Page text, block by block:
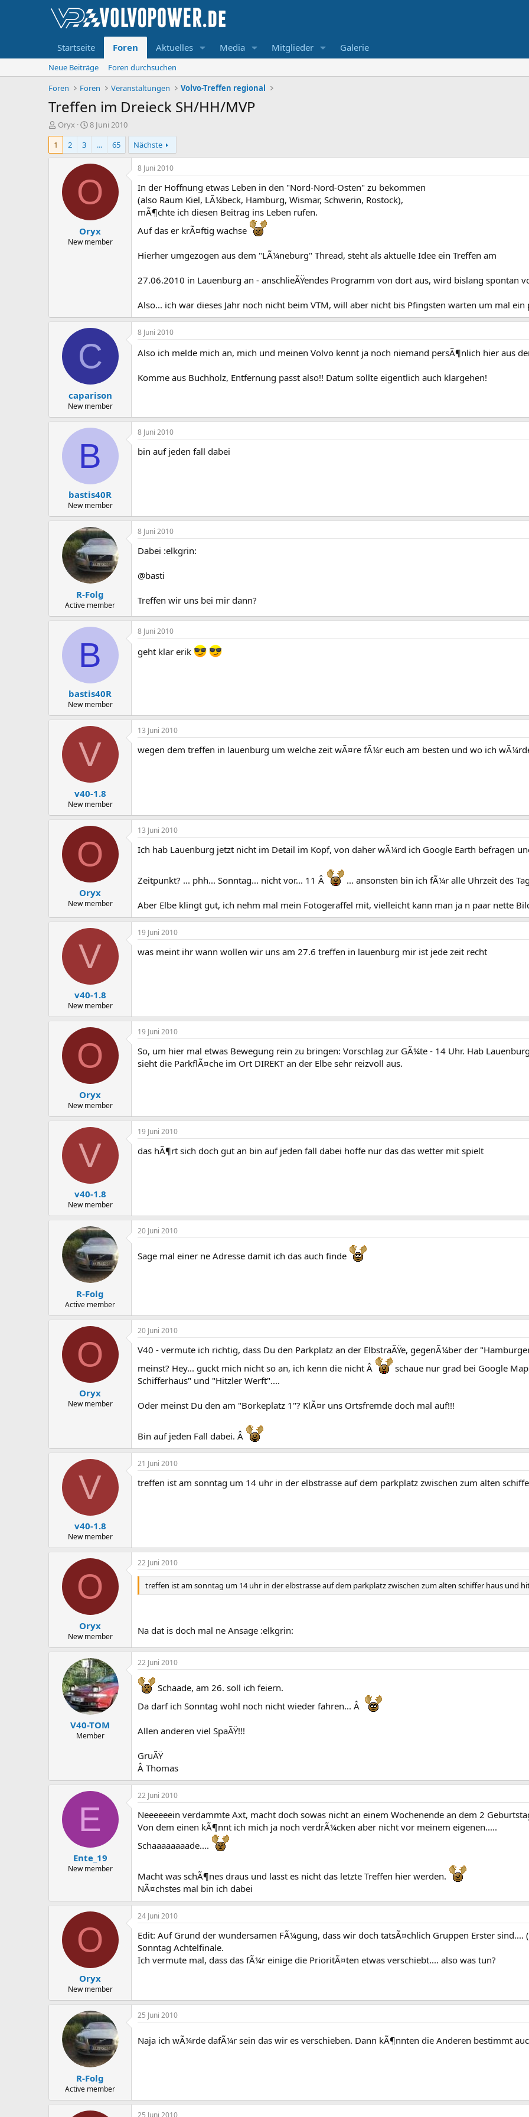
Startseite Foren Aktuelles Media Mitglieder Galerie
Neue Beiträge
Foren durchsuchen
Foren
Foren Veranstaltungen Volvo-Treffen regional
Treffen im Dreieck SH/HH/MVP
E
r
t
Oryx
E
r
t
e
l
m
8 Juni 2010
1
2 3 … 65 Nächste
O
Oryx
New member
8 Juni 2010
In der Hoffnung etwas Leben in den "Nord-Nord-Osten" zu bekommen
(also Raum Kiel, LÃ¼beck, Hamburg, Wismar, Schwerin, Rostock),
mÃ¶chte ich diesen Beitrag ins Leben rufen.
Auf das er krÃ¤ftig wachse
Hierher umgezogen aus dem "LÃ¼neburg" Thread, steht als aktuelle Idee ein Treffen am
27.06.2010 in Lauenburg an - anschlieÃŸendes Programm von dort aus, wird bislang spontan
Also... ich war dieses Jahr noch nicht beim VTM, will aber nicht bis Pfingsten warten um mal ein
C
caparison
New member
8 Juni 2010
Also ich melde mich an, mich und meinen Volvo kennt ja noch niemand persÃ¶nlich hier aus
Komme aus Buchholz, Entfernung passt also!! Datum sollte eigentlich auch klargehen!
B
bastis40R
New member
8 Juni 2010
bin auf jeden fall dabei
R-Folg
Active member
8 Juni 2010
Dabei :elkgrin:
@basti
Treffen wir uns bei mir dann?
B
bastis40R
New member
8 Juni 2010
geht klar erik
V
v40-1.8
New member
13 Juni 2010
wegen dem treffen in lauenburg um welche zeit wÃ¤re fÃ¼r euch am besten und wo ich
O
Oryx
New member
13 Juni 2010
Ich hab Lauenburg jetzt nicht im Detail im Kopf, von daher wÃ¼rd ich Google Earth befragen
Zeitpunkt? ... phh... Sonntag... nicht vor... 11 Â ... ansonsten bin ich fÃ¼r alle Uhrzeit des
Aber Elbe klingt gut, ich nehm mal mein Fotogeraffel mit, vielleicht kann man ja n paar nette
V
v40-1.8
New member
19 Juni 2010
was meint ihr wann wollen wir uns am 27.6 treffen in lauenburg mir ist jede zeit recht
O
Oryx
New member
19 Juni 2010
So, um hier mal etwas Bewegung rein zu bringen: Vorschlag zur GÃ¼te - 14 Uhr. Hab
sieht die ParkflÃ¤che im Ort DIREKT an der Elbe sehr reizvoll aus.
V
v40-1.8
New member
19 Juni 2010
das hÃ¶rt sich doch gut an bin auf jeden fall dabei hoffe nur das das wetter mit spielt
R-Folg
Active member
20 Juni 2010
Sage mal einer ne Adresse damit ich das auch finde
O
Oryx
New member
20 Juni 2010
V40 - vermute ich richtig, dass Du den Parkplatz an der ElbstraÃŸe, gegenÃ¼ber der
meinst? Hey... guckt mich nicht so an, ich kenn die nicht Â
schaue nur grad bei Google
Schifferhaus" und "Hitzler Werft"....
Oder meinst Du den am "Borkeplatz 1"? KlÃ¤r uns Ortsfremde doch mal auf!!!
Bin auf jeden Fall dabei. Â
V
v40-1.8
New member
21 Juni 2010
treffen ist am sonntag um 14 uhr in der elbstrasse auf dem parkplatz zwischen zum alten
O
Oryx
New member
22 Juni 2010
treffen ist am sonntag um 14 uhr in der elbstrasse auf dem parkplatz zwischen zum alten schiffer haus und
Na dat is doch mal ne Ansage :elkgrin:
V40-TOM
Member
22 Juni 2010
Schaade, am 26. soll ich feiern.
Da darf ich Sonntag wohl noch nicht wieder fahren... Â
Allen anderen viel SpaÃŸ!!!
GruÃŸ
Â Thomas
E
Ente_19
New member
22 Juni 2010
Neeeeeein verdammte Axt, macht doch sowas nicht an einem Wochenende an dem 2
Von dem einen kÃ¶nnt ich mich ja noch verdrÃ¼cken aber nicht vor meinem eigenen.....
Schaaaaaaaade....
Macht was schÃ¶nes draus und lasst es nicht das letzte Treffen hier werden.
NÃ¤chstes mal bin ich dabei
O
Oryx
New member
24 Juni 2010
Edit: Auf Grund der wundersamen FÃ¼gung, dass wir doch tatsÃ¤chlich Gruppen Erster
Sonntag Achtelfinale.
Ich vermute mal, dass das fÃ¼r einige die PrioritÃ¤ten etwas verschiebt.... also was tun?
R-Folg
Active member
25 Juni 2010
Naja ich wÃ¼rde dafÃ¼r sein das wir es verschieben. Dann kÃ¶nnten die Anderen bestimmt
25 Juni 2010